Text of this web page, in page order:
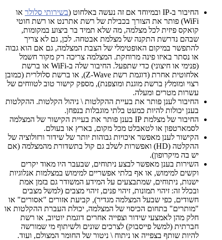
החיבור ב-IP ובמיוחד אם זה נעשה באלחוט (בשירותי סלולר או
WiFi) פותר את הצורך בכבילת של רשת אתרנט או רשת חוטי
קואקס פיזית לכל מצלמה, מה שלא תמיד בר ביצוע במקומות,
שבהם נדרשת התקנה של מצלמת אבטחה. לכן, גם לא צריך
להתפשר במיקום האופטימלי של הצבת המצלמה, גם אם הוא גבוה
או נסתר באיזו פינה מרוחקת. המצלמה צריכה רק מקור חשמל
(פנימי או חיצוני) כדי שתפעל. החיבור שלה ב-WiFi או ברשת
אלחוטית אחרת (דוגמת רשת Z-Wave), או ברשת סלולרית (כמובן
רצוי ומומלץ ברשת מוגנת ומוצפנת), מספק קישור טוב לטווחים של
עשרות מטרים ומעלה.
החיבור לענן פותר את בעיית ההקלטות \ ניהול הקלטות. ההקלטות
בענן יכולות להיות כמעט בלתי מוגבלות בנפחן.
החיבור של מצלמת IP בענן פותר את בעיית הקישור של המצלמה
לסמארטפון או לטאבלט מכל מקום, בארץ או בעולם.
הקישור לענן מאפשר איכויות גבוהות יותר של שידור ורזולוציה של
ההקלטה (HD) ואפשרות לשלב גם קול בתשדורת מהמצלמה (אם
יש בה מיקרופון).
השירות בענן מאפשר לבצע ניתוחים, שבעבר היו מאוד יקרים
וקשים למימוש, או אף בלתי אפשריים למימוש במצלמות אנלוגיות
ישנות, ניתוחים, שמתבצעים על המידע המשודר גם בזמן אמת
ובכלל זה: זיהוי תמונות, זיהוי פנים, זיהוי מצבים (למשל מצבים
חשודים, כפי שבעל המצלמה מגדיר), קביעת אזורים "אסורים" או
"מותרים" בתחום הכיסוי של המצלמה, יכולת העברת ההקלטות או
חלק מהן לאמצעי שידור וצפייה אחרים דוגמת יוטיוב, או רשת
חברתית (למשל פייסבוק) לצרכים שונים ולשיתוף מי שמורשה
להיות שותף בצפייה או ניתוח \ ניטור של החומר המצולם, ועוד.